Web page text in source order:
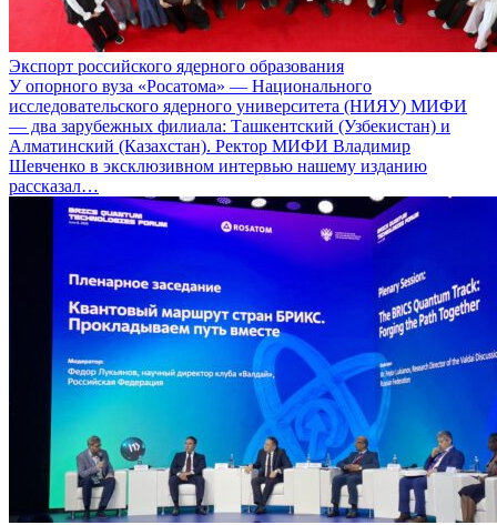
Экспорт российского ядерного образования
У опорного вуза «Росатома» — Национального
исследовательского ядерного университета (НИЯУ) МИФИ
— два зарубежных филиала: Ташкентский (Узбекистан) и
Алматинский (Казахстан). Ректор МИФИ Владимир
Шевченко в эксклюзивном интервью нашему изданию
рассказал…